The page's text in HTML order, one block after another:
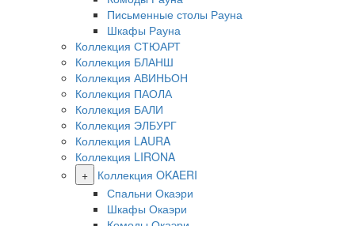
Письменные столы Рауна
Шкафы Рауна
Коллекция СТЮАРТ
Коллекция БЛАНШ
Коллекция АВИНЬОН
Коллекция ПАОЛА
Коллекция БАЛИ
Коллекция ЭЛБУРГ
Коллекция LAURA
Коллекция LIRONA
+
Коллекция OKAERI
Спальни Окаэри
Шкафы Окаэри